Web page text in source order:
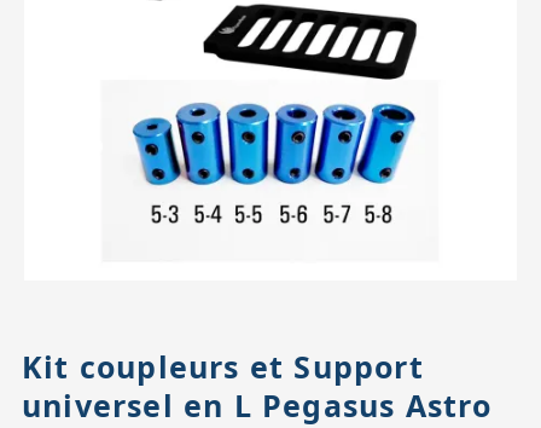
Accessoires pour montures
Têtes
Kit coupleurs et Support
universel en L Pegasus Astro